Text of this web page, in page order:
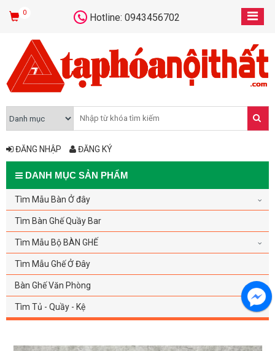
0 Hotline: 0943456702
ĐĂNG NHẬP ĐĂNG KÝ
DANH MỤC SẢN PHẨM
Tìm Mẫu Bàn Ở đây
Tìm Bàn Ghế Quầy Bar
Tìm Mẫu Bộ BÀN GHẾ
Tìm Mẫu Ghế Ở Đây
Bàn Ghế Văn Phòng
Tìm Tủ - Quầy - Kệ